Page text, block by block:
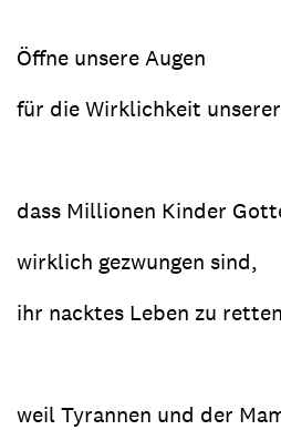
Öffne unsere Augen
für die Wirklichkeit unserer
dass Millionen Kinder
wirklich gezwungen sind,
ihr nacktes Leben zu
weil Tyrannen und der